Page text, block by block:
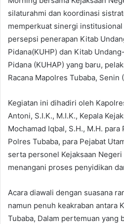
silaturahmi dan koordinasi
memperkuat sinergi
persepsi penerapan Kitab
Pidana(KUHP) dan Kitab
Pidana (KUHAP) yang baru,
Racana Mapolres Tubaba, Senin
Kegiatan ini dihadiri oleh
Antoni, S.I.K., M.I.K., Kepala
Mochamad Iqbal, S.H., M.H. para
Polres Tubaba, para Pejabat
serta personel Kejaksaan
menangani proses penyidikan
Acara diawali dengan suasana
namun penuh keakraban antara
Tubaba, Dalam pertemuan yang